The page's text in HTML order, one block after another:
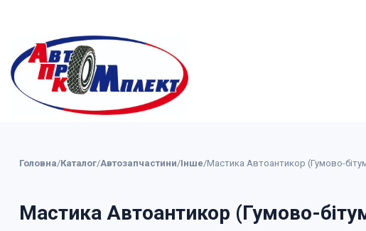
Головна/Каталог/Автозапчастини/Інше/Мастика Автоантикор (Гумово-
Мастика Автоантикор (Гумово-